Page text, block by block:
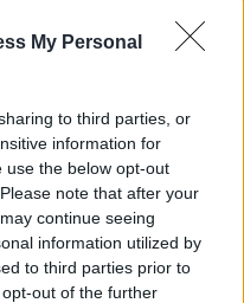
My Personal
to third parties, or
information for
use the below opt-out
note that after your
continue seeing
information utilized by
to third parties prior to
out of the further
ILYEN ALACSONY AZ
emelkedtek éves